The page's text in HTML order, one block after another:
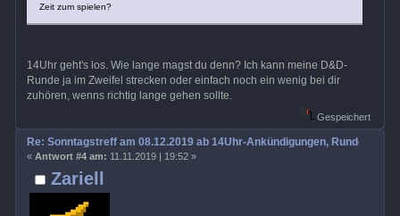
Zeit zum spielen?
14Uhr geht's los. Wie lange magst du denn? Ich kann meine D&D-
Runde ja im Zweifel strecken oder einfach noch ein wenig bei dir
zuhören, wenns richtig lange gehen sollte.
Gespeichert
Zariell
Re: Sonntagstreff am 08.12.2019 ab 14Uhr-Ankündigungen,
« Antwort #4 am: 11.11.2019 | 19:52 »